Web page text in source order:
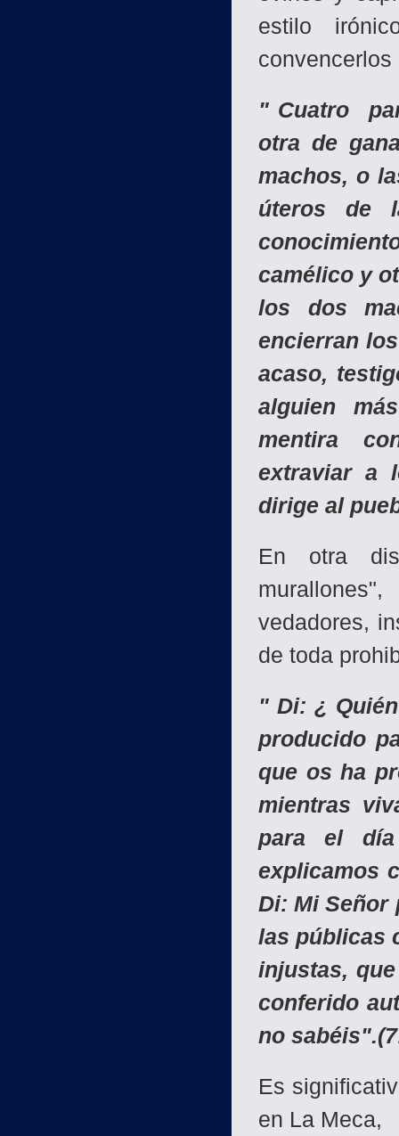
estilo
convencerlos
" Cuatro
otra de
machos, o
úteros de
camélico y
los dos
encierran
acaso,
alguien
mentira
extraviar a
dirige al
En otra
vedadores,
de toda
" Di: ¿
producido
que os ha
mientras
para el
explicamos
Di: Mi Señor
las públicas
injustas,
conferido
no
Es
en La Meca,